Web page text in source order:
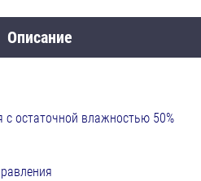
Описание
с остаточной влажностью 50%